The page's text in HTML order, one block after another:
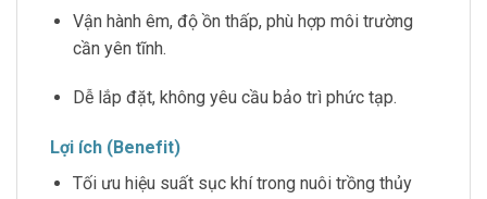
Vận hành êm, độ ồn thấp, phù hợp môi trường
cần yên tĩnh.
Dễ lắp đặt, không yêu cầu bảo trì phức tạp.
Lợi ích (Benefit)
Tối ưu hiệu suất sục khí trong nuôi trồng thủy